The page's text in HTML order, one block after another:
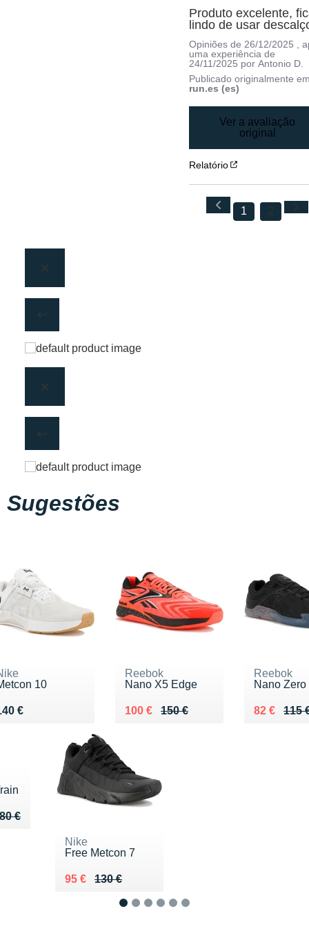
Produto excelente,
lindo de usar
Opiniões de26/12/2025 ,
uma experiência de
24/11/2025 porAntonio D.
Publicado originalmente
run.es (es)
Ver a avaliação
original
Relatório
1 2
Sugestões
10
€ 140 €
Reebok
Nano X5 Edge
150 €
Au lieu de 150 €
100 €
Vendu 100 €
Reebok
Nano Zero
115
Au lieu de
82 €
Vendu 82
80 €
de 80 €
€
Nike
Free Metcon 7
130 €
Au lieu de 130 €
95 €
Vendu 95 €